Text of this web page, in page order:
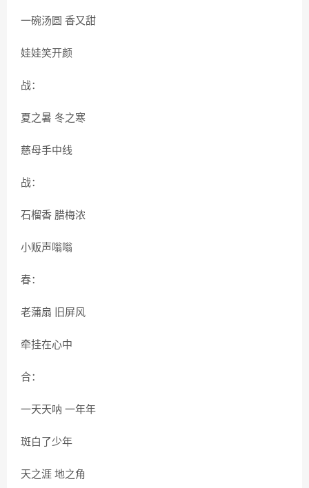
一碗汤圆 香又甜
娃娃笑开颜
战：
夏之暑 冬之寒
慈母手中线
战：
石榴香 腊梅浓
小贩声嗡嗡
春：
老蒲扇 旧屏风
牵挂在心中
合：
一天天呐 一年年
斑白了少年
天之涯 地之角